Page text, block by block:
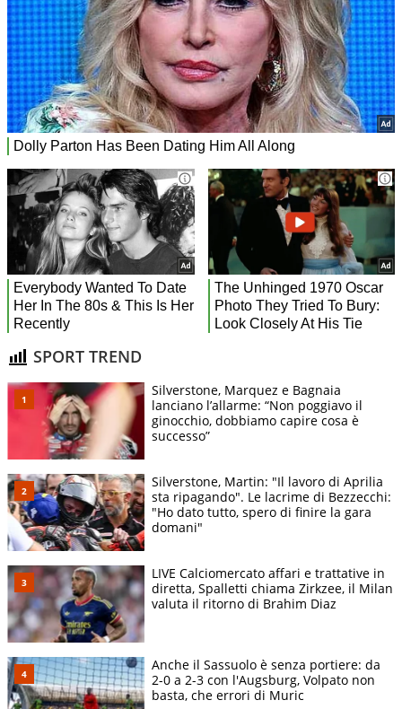
SPORT TREND
Silverstone, Marquez e Bagnaia
lanciano l’allarme: “Non poggiavo il
ginocchio, dobbiamo capire cosa è
successo”
Silverstone, Martin: "Il lavoro di Aprilia
sta ripagando". Le lacrime di Bezzecchi:
"Ho dato tutto, spero di finire la gara
domani"
LIVE Calciomercato affari e trattative in
diretta, Spalletti chiama Zirkzee, il Milan
valuta il ritorno di Brahim Diaz
Anche il Sassuolo è senza portiere: da
2-0 a 2-3 con l'Augsburg, Volpato non
basta, che errori di Muric